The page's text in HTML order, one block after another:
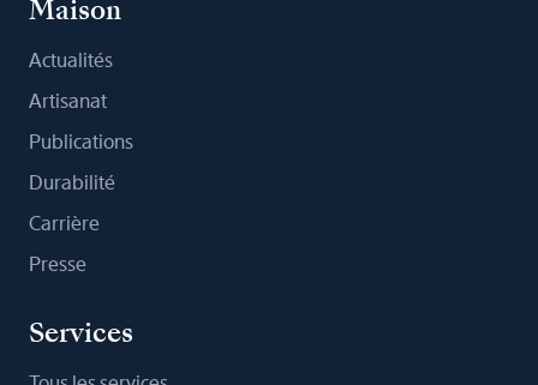
Maison
Actualités
Artisanat
Publications
Durabilité
Carrière
Presse
Services